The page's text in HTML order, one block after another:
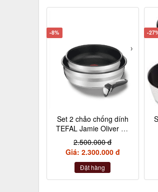
-8%
Set 2 chảo chống dính
TEFAL Jamie Oliver 24
+ 28cm inox cán rời
2.500.000 đ
Giá: 2.300.000 đ
Đặt hàng
-